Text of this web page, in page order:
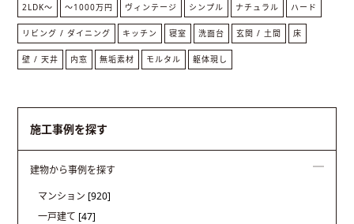
2LDK〜 〜1000万円 ヴィンテージ シンプル ナチュラル ハード
リビング / ダイニング キッチン 寝室 洗面台 玄関 / 土間 床
壁 / 天井 内窓 無垢素材 モルタル 躯体現し
施工事例を探す
建物から事例を探す
マンション [920]
一戸建て [47]